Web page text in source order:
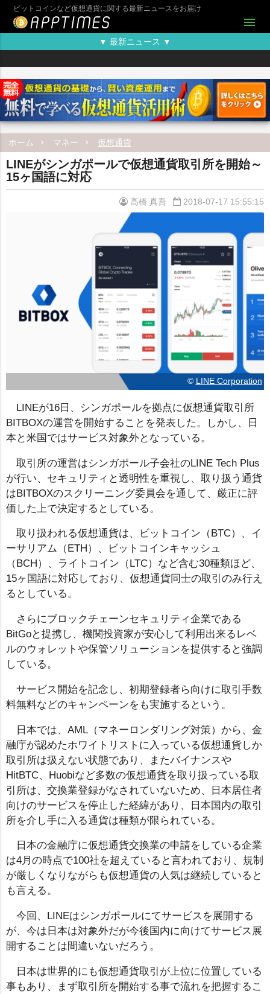
ビットコインなど仮想通貨に関する最新ニュースをお届け
menu
▼ 最新ニュース ▼
ホーム マネー 仮想通貨
LINEがシンガポールで仮想通貨取引所を開始～
15ヶ国語に対応
高橋 真吾 2018-07-17 15:55:15
© LINE Corporation
LINEが16日、シンガポールを拠点に仮想通貨取引所
BITBOXの運営を開始することを発表した。しかし、日
本と米国ではサービス対象外となっている。
取引所の運営はシンガポール子会社のLINE Tech Plus
が行い、セキュリティと透明性を重視し、取り扱う通貨
はBITBOXのスクリーニング委員会を通して、厳正に評
価した上で決定するとしている。
取り扱われる仮想通貨は、ビットコイン（BTC）、イ
ーサリアム（ETH）、ビットコインキャッシュ
（BCH）、ライトコイン（LTC）など含む30種類ほど、
15ヶ国語に対応しており、仮想通貨同士の取引のみ行え
るとしている。
さらにブロックチェーンセキュリティ企業である
BitGoと提携し、機関投資家が安心して利用出来るレベ
ルのウォレットや保管ソリューションを提供すると強調
している。
サービス開始を記念し、初期登録者ら向けに取引手数
料無料などのキャンペーンをも実施するという。
日本では、AML（マネーロンダリング対策）から、金
融庁が認めたホワイトリストに入っている仮想通貨しか
取引所は扱えない状態であり、またバイナンスや
HitBTC、Huobiなど多数の仮想通貨を取り扱っている取
引所は、交換業登録がなされていないため、日本居住者
向けのサービスを停止した経緯があり、日本国内の取引
所を介し手に入る通貨は種類が限られている。
日本の金融庁に仮想通貨交換業の申請をしている企業
は4月の時点で100社を超えていると言われており、規制
が厳しくなりながらも仮想通貨の人気は継続していると
も言える。
今回、LINEはシンガポールにてサービスを展開する
が、今は日本は対象外だが今後国内に向けてサービス展
開することは間違いないだろう。
日本は世界的にも仮想通貨取引が上位に位置している
事もあり、まず取引所を開始する事で流れを把握するこ